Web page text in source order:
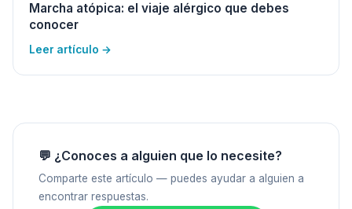
Marcha atópica: el viaje alérgico que debes
conocer
Leer artículo →
💬 ¿Conoces a alguien que lo necesite?
Comparte este artículo — puedes ayudar a alguien a
encontrar respuestas.